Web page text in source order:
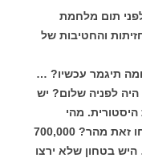
לפני תום מלחמת
והחטיבות של
תיגמר עכשיו? …
לפניה שלום? יש
מהי
מציאותנו? עמי ערב הוכו על ידינו. הישכחו זאת מהר? 700,000
זה? … היש בטחון שלא ירצו